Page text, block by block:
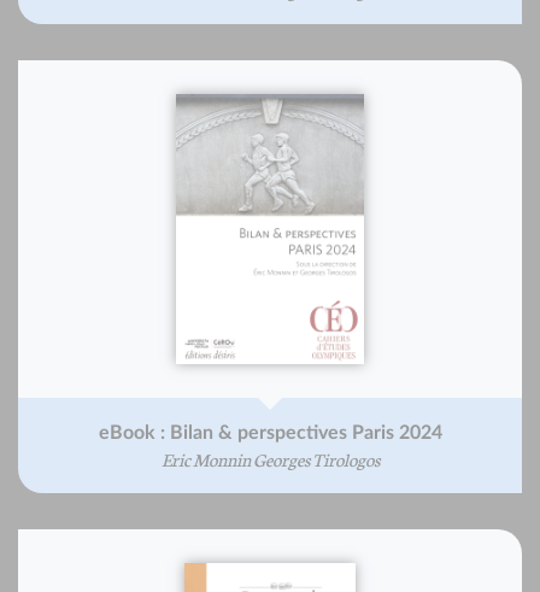
eBook : Bilan & perspectives Paris 2024
Eric Monnin Georges Tirologos